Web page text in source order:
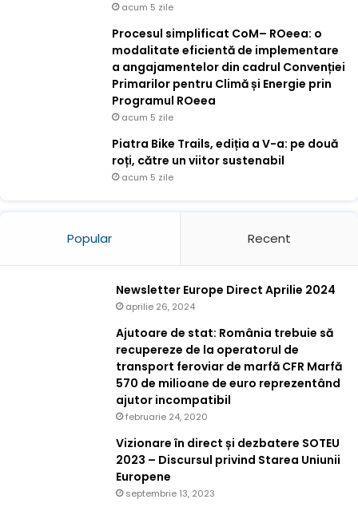
acum 5 zile
Procesul simplificat CoM– ROeea: o
modalitate eficientă de implementare
a angajamentelor din cadrul Convenției
Primarilor pentru Climă și Energie prin
Programul ROeea
acum 5 zile
Piatra Bike Trails, ediția a V-a: pe două
roți, către un viitor sustenabil
acum 5 zile
Popular Recent
Newsletter Europe Direct Aprilie 2024
aprilie 26, 2024
Ajutoare de stat: România trebuie să
recupereze de la operatorul de
transport feroviar de marfă CFR Marfă
570 de milioane de euro reprezentând
ajutor incompatibil
februarie 24, 2020
Vizionare în direct și dezbatere SOTEU
2023 – Discursul privind Starea Uniunii
Europene
septembrie 13, 2023